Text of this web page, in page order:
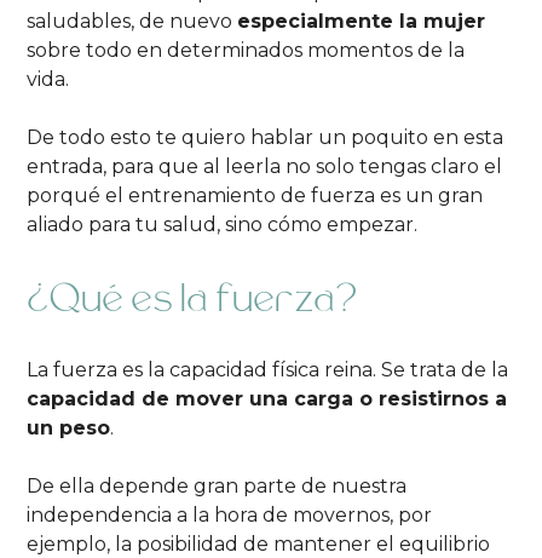
saludables, de nuevo especialmente la mujer
sobre todo en determinados momentos de la
vida.
De todo esto te quiero hablar un poquito en esta
entrada, para que al leerla no solo tengas claro el
porqué el entrenamiento de fuerza es un gran
aliado para tu salud, sino cómo empezar.
¿Qué es la fuerza?
La fuerza es la capacidad física reina. Se trata de la
capacidad de mover una carga o resistirnos a
un peso.
De ella depende gran parte de nuestra
independencia a la hora de movernos, por
ejemplo, la posibilidad de mantener el equilibrio